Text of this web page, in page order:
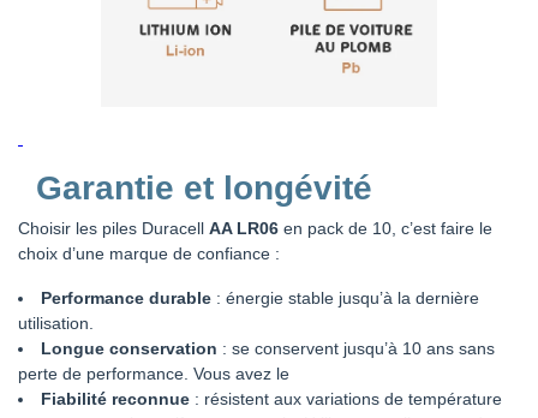
Garantie et longévité
Choisir les piles Duracell AA LR06 en pack de 10, c’est faire le
choix d’une marque de confiance :
Performance durable : énergie stable jusqu’à la dernière
utilisation.
Longue conservation : se conservent jusqu’à 10 ans sans
perte de performance. Vous avez le
Fiabilité reconnue : résistent aux variations de température